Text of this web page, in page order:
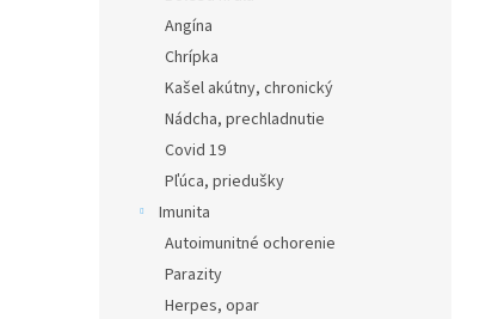
Angína
Chrípka
Kašel akútny, chronický
Nádcha, prechladnutie
Covid 19
Pľúca, priedušky
Imunita
Autoimunitné ochorenie
Parazity
Herpes, opar